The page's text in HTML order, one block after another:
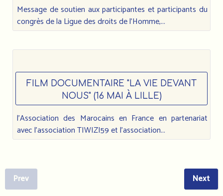
Message de soutien aux participantes et participants du
congrès de la Ligue des droits de l’Homme,...
FILM DOCUMENTAIRE "LA VIE DEVANT
NOUS" (16 MAI À LILLE)
l'Association des Marocains en France en partenariat
avec l'association TIWIZI59 et l'association...
Prev Next